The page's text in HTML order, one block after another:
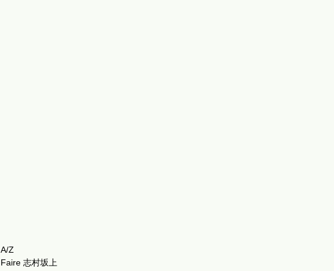
A/Z
Faire 志村坂上